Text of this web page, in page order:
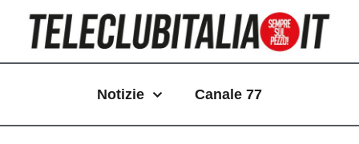
contenuto
Notizie Canale 77